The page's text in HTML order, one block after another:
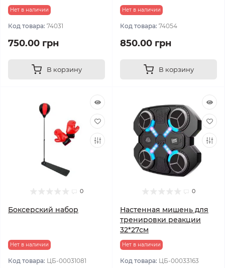
Нет в наличии
Код товара: 74031
750.00 грн
В корзину
Нет в наличии
Код товара: 74054
850.00 грн
В корзину
0
Боксерский набор
Нет в наличии
Код товара: ЦБ-00031081
0
Настенная мишень для
тренировки реакции
32*27см
Нет в наличии
Код товара: ЦБ-00033163